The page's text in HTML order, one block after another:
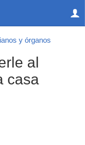
y órganos
al
casa